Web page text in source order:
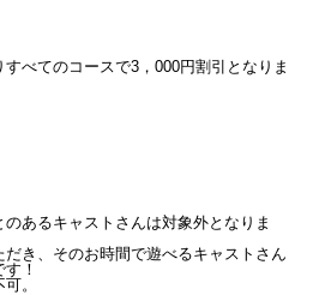
べてのコースで3，000円割引となりま
あるキャストさんは対象外となりま
き、そのお時間で遊べるキャストさん
！
。